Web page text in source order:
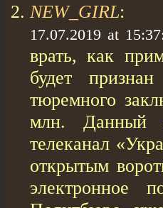
NEW_GIRL:
17.07.2019 at
врать, как
будет
тюремного
млн. Данный
телеканал
открытым
электронное